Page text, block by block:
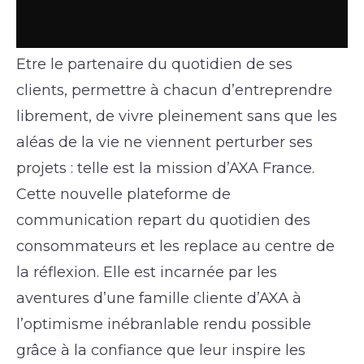
Etre le partenaire du quotidien de ses
clients, permettre à chacun d’entreprendre
librement, de vivre pleinement sans que les
aléas de la vie ne viennent perturber ses
projets : telle est la mission d’AXA France.
Cette nouvelle plateforme de
communication repart du quotidien des
consommateurs et les replace au centre de
la réflexion. Elle est incarnée par les
aventures d’une famille cliente d’AXA à
l’optimisme inébranlable rendu possible
grâce à la confiance que leur inspire les